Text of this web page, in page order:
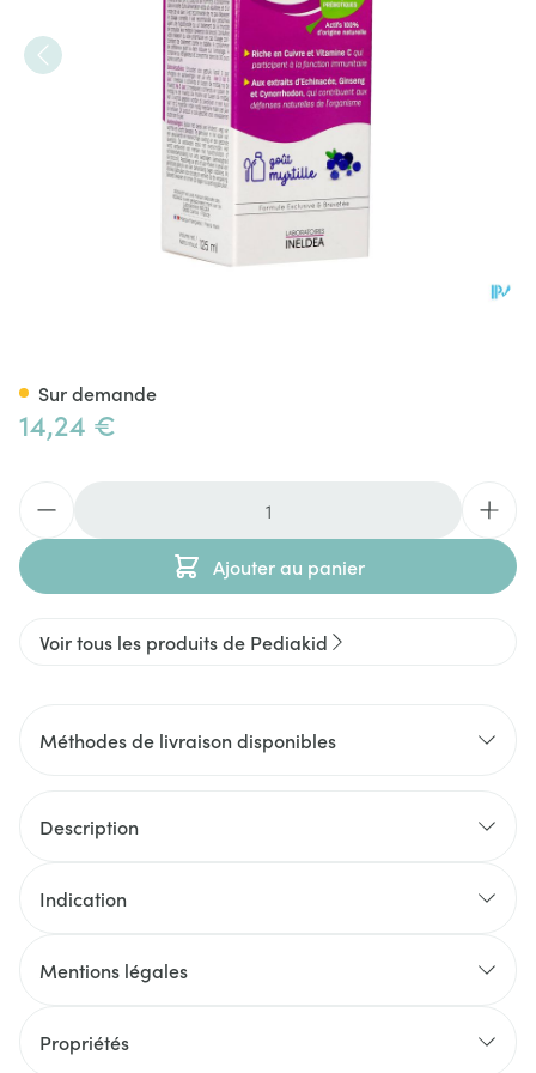
14,24 €
Ajouter au panier
Sur demande
Voir tous les produits de Pediakid
Méthodes de livraison disponibles
Description
Indication
Mentions légales
Propriétés